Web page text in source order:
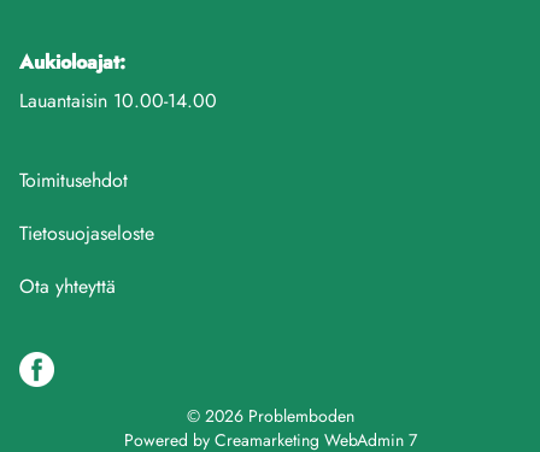
Aukioloajat:
Lauantaisin 10.00-14.00
Toimitusehdot
Tietosuojaseloste
Ota yhteyttä
© 2026 Problemboden
Powered by Creamarketing WebAdmin 7